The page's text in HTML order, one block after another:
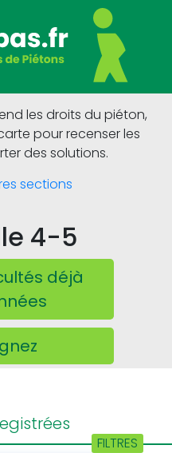
les droits du piéton,
pour recenser les
des solutions.
sections
4-5
déjà
FILTRES